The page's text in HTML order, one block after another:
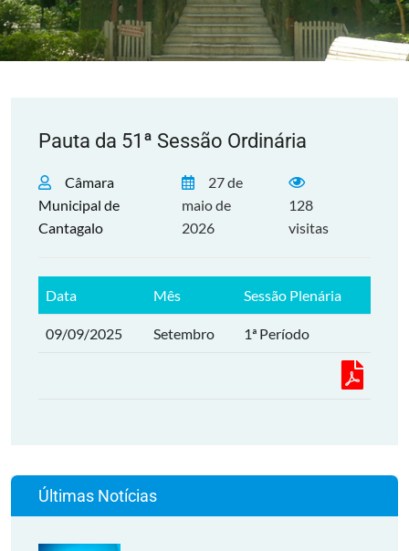
Pauta da 51ª Sessão Ordinária
Câmara
Municipal de
Cantagalo
27 de
maio de
2026
128
visitas
Data Mês Sessão Plenária
09/09/2025 Setembro 1ª Período
Últimas Notícias